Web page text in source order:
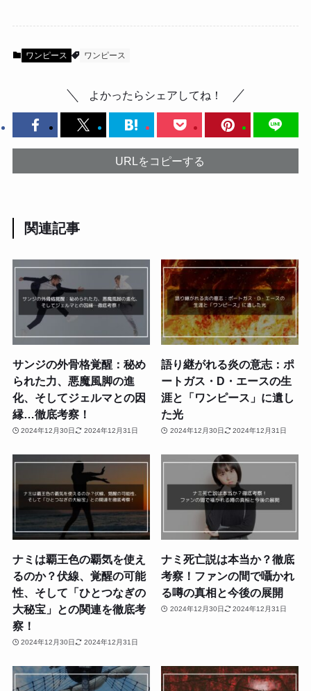
ワンピース ワンピース
よかったらシェアしてね！
URLをコピーする
関連記事
サンジの外骨格覚醒：秘め
られた力、悪魔風脚の進
化、そしてジェルマとの因
縁…徹底考察！
2024年12月30日 2024年12月31日
語り継がれる炎の意志：ポ
ートガス・D・エースの生
涯と「ワンピース」に遺し
た光
2024年12月30日 2024年12月31日
ナミは覇王色の覇気を使え
るのか？伏線、覚醒の可能
性、そして「ひとつなぎの
大秘宝」との関連を徹底考
察！
2024年12月30日 2024年12月31日
ナミ死亡説は本当か？徹底
考察！ファンの間で囁かれ
る噂の真相と今後の展開
2024年12月30日 2024年12月31日